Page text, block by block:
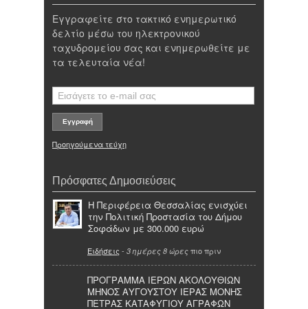
Εγγραφείτε στο τακτικό ενημερωτικό
δελτίο μέσω του ηλεκτρονικού
ταχυδρομείου σας και ενημερωθείτε με
τα τελευταία νέα!
Προηγούμενα τεύχη
Πρόσφατες Δημοσιεύσεις
Η Περιφέρεια Θεσσαλίας ενισχύει
την Πολιτική Προστασία του Δήμου
Σοφάδων με 300.000 ευρώ
Ειδήσεις - 3 ημέρες 8 ώρες πιο πριν
ΠΡΟΓΡΑΜΜΑ ΙΕΡΩΝ ΑΚΟΛΟΥΘΙΩΝ
ΜΗΝΟΣ ΑΥΓΟΥΣΤΟΥ ΙΕΡΑΣ ΜΟΝΗΣ
ΠΕΤΡΑΣ ΚΑΤΑΦΥΓΙΟΥ ΑΓΡΑΦΩΝ